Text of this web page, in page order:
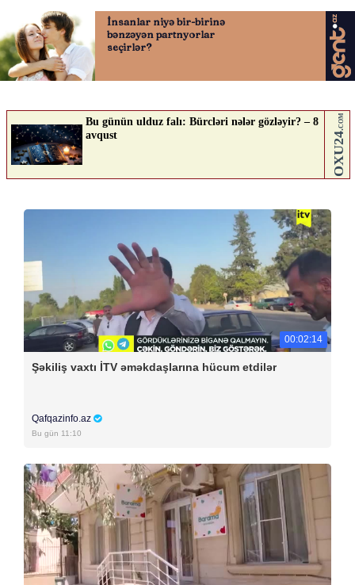
00:02:14
Şəkiliş vaxtı İTV əməkdaşlarına hücum etdilər
Qafqazinfo.az
Bu gün 11:10